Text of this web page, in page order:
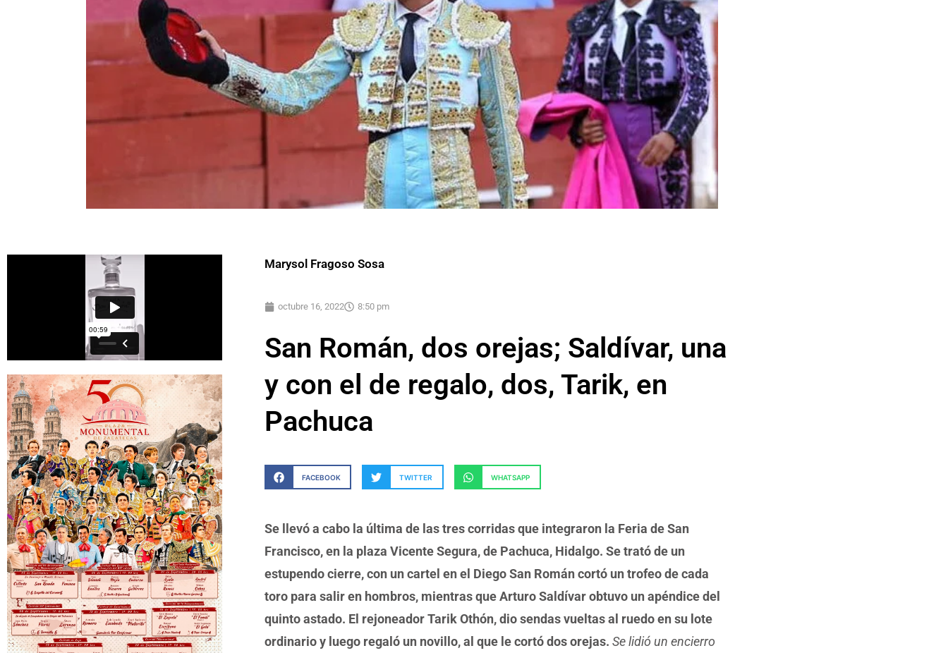
Marysol Fragoso Sosa
octubre 16, 2022 8:50 pm
San Román, dos orejas; Saldívar, una
y con el de regalo, dos, Tarik, en
Pachuca
FACEBOOK TWITTER WHATSAPP
Se llevó a cabo la última de las tres corridas que integraron la Feria de San
Francisco, en la plaza Vicente Segura, de Pachuca, Hidalgo. Se trató de un
estupendo cierre, con un cartel en el Diego San Román cortó un trofeo de cada
toro para salir en hombros, mientras que Arturo Saldívar obtuvo un apéndice del
quinto astado. El rejoneador Tarik Othón, dio sendas vueltas al ruedo en su lote
ordinario y luego regaló un novillo, al que le cortó dos orejas. Se lidió un encierro